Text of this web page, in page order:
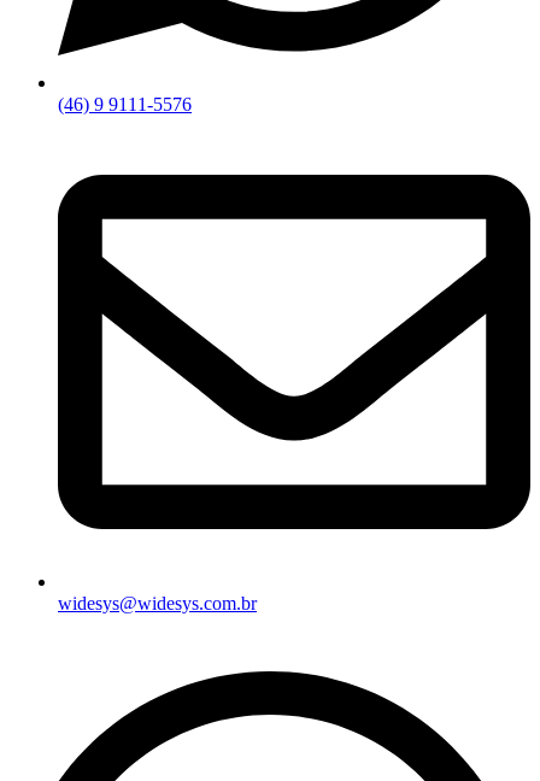
(46) 9 9111-5576
widesys@widesys.com.br